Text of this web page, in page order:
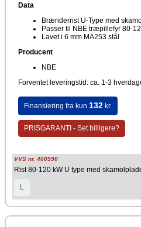
Data
Brænderrist U-Type med
Passer til NBE træpillefyr 80-
Lavet i 6 mm MA253 stål
Producent
NBE
Forventet leveringstid: ca. 1-3
Finansiering fra kun 132kr.
PRISGARANTI - Set billigere?
VVS nr. 400590
Rist 80-120 kW U type med
L